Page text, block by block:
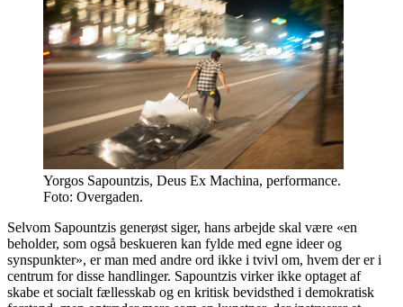
Yorgos Sapountzis, Deus Ex Machina, performance.
Foto: Overgaden.
Selvom Sapountzis generøst siger, hans arbejde skal være «en
beholder, som også beskueren kan fylde med egne ideer og
synspunkter», er man med andre ord ikke i tvivl om, hvem der er i
centrum for disse handlinger. Sapountzis virker ikke optaget af
skabe et socialt fællesskab og en kritisk bevidsthed i demokratisk